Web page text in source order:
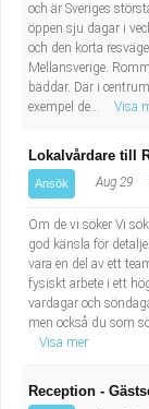
och är Sveriges
öppen sju dagar i
och den korta
Mellansverige.
bäddar. Där i
exempel de...
Visa
Lokalvårdare till
Ansök Aug 29
Om de vi söker Vi
god känsla för
vara en del av ett
fysiskt arbete i ett
vardagar och
men också du som
Visa mer
Reception -